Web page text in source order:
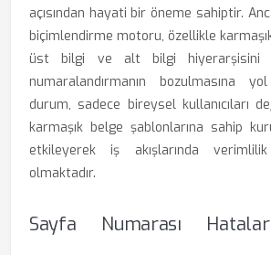
açısından hayati bir öneme sahiptir.
biçimlendirme motoru, özellikle
üst bilgi ve alt bilgi hiyerarşisini
numaralandırmanın bozulmasına
durum, sadece bireysel kullanıcıları
karmaşık belge şablonlarına sahip
etkileyerek iş akışlarında
olmaktadır.
Sayfa Numarası